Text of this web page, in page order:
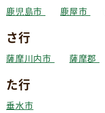
鹿児島市 鹿屋市
さ行
薩摩川内市 薩摩郡
た行
垂水市